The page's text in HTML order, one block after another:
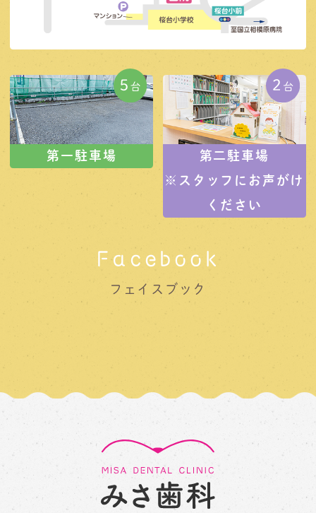
第一駐車場
第二駐車場
※スタッフにお声がけ
ください
Facebook
フェイスブック